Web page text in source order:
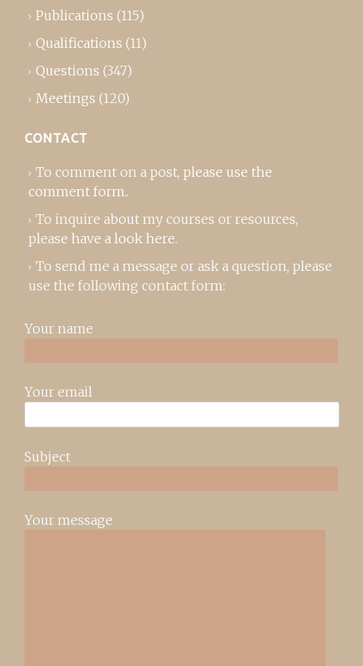
Publications (115)
Qualifications (11)
Questions (347)
Meetings (120)
CONTACT
To comment on a post, please use the
comment form..
To inquire about my courses or resources,
please have a look here.
To send me a message or ask a question, please
use the following contact form:
Your name
Your email
Subject
Your message